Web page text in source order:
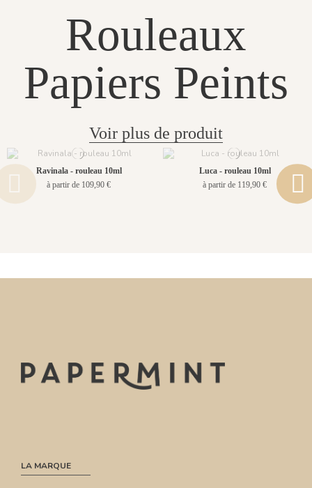
Rouleaux
Papiers Peints
Voir plus de produit
Ravinala - rouleau 10ml
à partir de 109,90 €
Luca - rouleau 10ml
à partir de 119,90 €
LA MARQUE